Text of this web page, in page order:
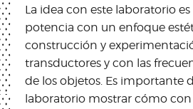
La idea con este laboratorio
potencia con un enfoque
construcción y
transductores y con las
de los objetos. Es importante
laboratorio mostrar cómo